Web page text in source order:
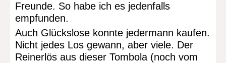
Freunde. So habe ich es jedenfalls
empfunden.
Auch Glückslose konnte jedermann kaufen.
Nicht jedes Los gewann, aber viele. Der
Reinerlös aus dieser Tombola (noch vom